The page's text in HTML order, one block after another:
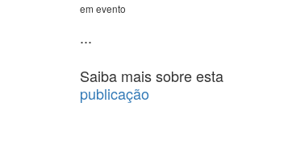
em evento
...
Saiba mais sobre esta
publicação